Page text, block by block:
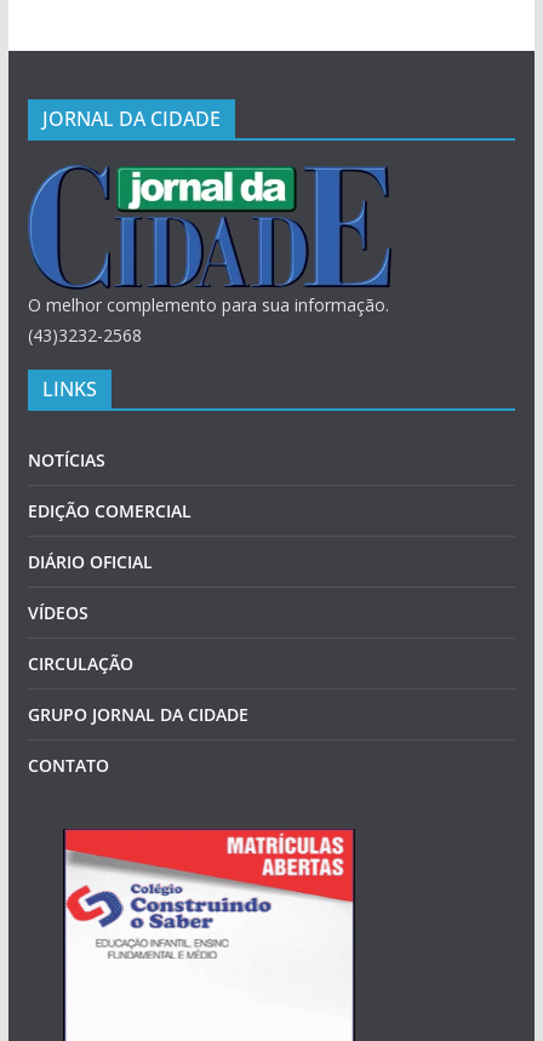
JORNAL DA CIDADE
O melhor complemento para sua informação.
(43)3232-2568
LINKS
NOTÍCIAS
EDIÇÃO COMERCIAL
DIÁRIO OFICIAL
VÍDEOS
CIRCULAÇÃO
GRUPO JORNAL DA CIDADE
CONTATO